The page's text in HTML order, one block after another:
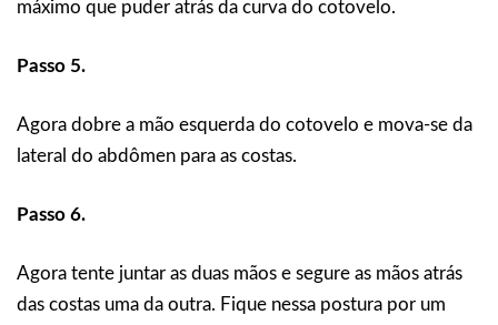
máximo que puder atrás da curva do cotovelo.
Passo 5.
Agora dobre a mão esquerda do cotovelo e mova-se da
lateral do abdômen para as costas.
Passo 6.
Agora tente juntar as duas mãos e segure as mãos atrás
das costas uma da outra. Fique nessa postura por um